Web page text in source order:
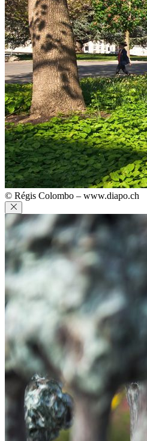
© Régis Colombo – www.diapo.ch